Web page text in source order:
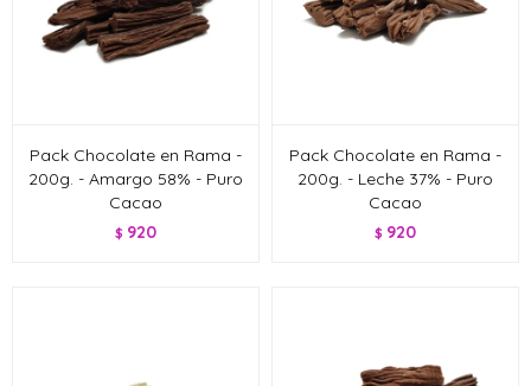
Pack Chocolate en Rama -
200g. - Amargo 58% - Puro
Cacao
$ 920
Pack Chocolate en Rama -
200g. - Leche 37% - Puro
Cacao
$ 920